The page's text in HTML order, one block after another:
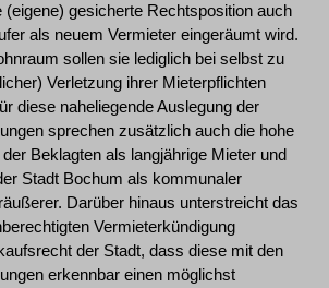
(eigene) gesicherte Rechtsposition auch
als neuem Vermieter eingeräumt wird.
sollen sie lediglich bei selbst zu
Verletzung ihrer Mieterpflichten
diese naheliegende Auslegung der
sprechen zusätzlich auch die hohe
Beklagten als langjährige Mieter und
Stadt Bochum als kommunaler
Darüber hinaus unterstreicht das
Vermieterkündigung
der Stadt, dass diese mit den
erkennbar einen möglichst